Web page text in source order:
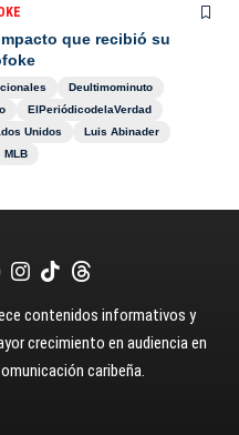
que recibió su
Deultimominuto
ElPeriódicodelaVerdad
Unidos
Luis Abinader
MLB
contenidos informativos y
crecimiento en audiencia en
caribeña.